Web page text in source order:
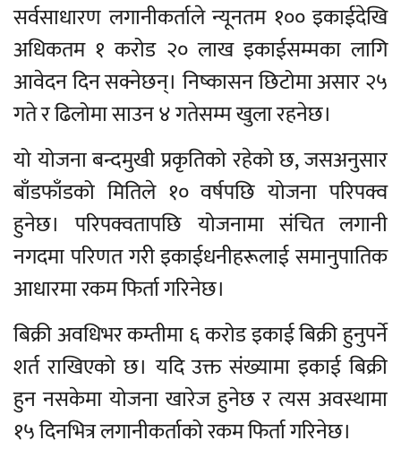
सर्वसाधारण लगानीकर्ताले न्यूनतम १०० इकाईदेखि
अधिकतम १ करोड २० लाख इकाईसम्मका लागि
आवेदन दिन सक्नेछन्। निष्कासन छिटोमा असार २५
गते र ढिलोमा साउन ४ गतेसम्म खुला रहनेछ।
यो योजना बन्दमुखी प्रकृतिको रहेको छ, जसअनुसार
बाँडफाँडको मितिले १० वर्षपछि योजना परिपक्व
हुनेछ। परिपक्वतापछि योजनामा संचित लगानी
नगदमा परिणत गरी इकाईधनीहरूलाई समानुपातिक
आधारमा रकम फिर्ता गरिनेछ।
बिक्री अवधिभर कम्तीमा ६ करोड इकाई बिक्री हुनुपर्ने
शर्त राखिएको छ। यदि उक्त संख्यामा इकाई बिक्री
हुन नसकेमा योजना खारेज हुनेछ र त्यस अवस्थामा
१५ दिनभित्र लगानीकर्ताको रकम फिर्ता गरिनेछ।